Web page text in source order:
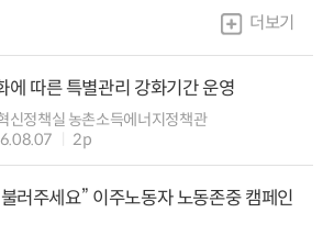
더보기
에 따른 특별관리 강화기간 운영
신정책실 농촌소득에너지정책관
2p
불러주세요” 이주노동자 노동존중 캠페인